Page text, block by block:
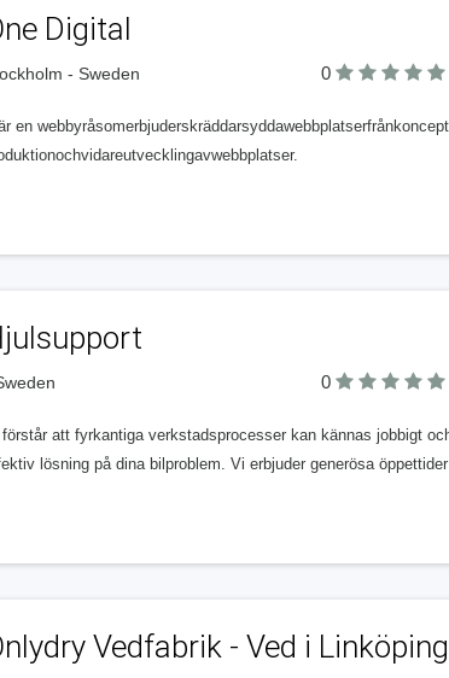
Digital
- Sweden 0
en
0
att fyrkantiga verkstadsprocesser kan kännas jobbigt
lösning på dina bilproblem. Vi erbjuder generösa
Vedfabrik - Ved i Linköping